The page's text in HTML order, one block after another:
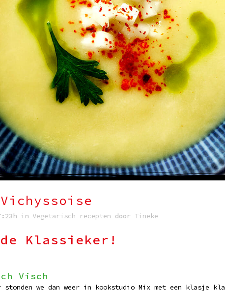
Vichyssoise
in Vegetarisch recepten door Tineke
Klassieker!
Visch
we dan weer in kookstudio Mix met een klasje